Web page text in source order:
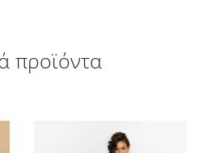
προϊόντα